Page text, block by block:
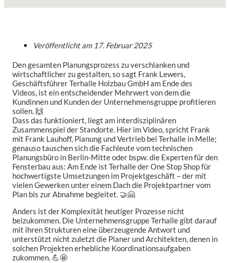
Veröffentlicht am 17. Februar 2025
Den gesamten Planungsprozess zu verschlanken und
wirtschaftlicher zu gestalten, so sagt Frank Lewers,
Geschäftsführer Terhalle Holzbau GmbH am Ende des
Videos, ist ein entscheidender Mehrwert von dem die
Kundinnen und Kunden der Unternehmensgruppe profitieren
sollen. 🙌
Dass das funktioniert, liegt am interdisziplinären
Zusammenspiel der Standorte. Hier im Video, spricht Frank
mit Frank Lauhoff, Planung und Vertrieb bei Terhalle in Melle;
genauso tauschen sich die Fachleute vom technischen
Planungsbüro in Berlin-Mitte oder bspw. die Experten für den
Fensterbau aus: Am Ende ist Terhalle der One Stop Shop für
hochwertigste Umsetzungen im Projektgeschäft – der mit
vielen Gewerken unter einem Dach die Projektpartner vom
Plan bis zur Abnahme begleitet. 🤝🤗
Anders ist der Komplexität heutiger Prozesse nicht
beizukommen. Die Unternehmensgruppe Terhalle gibt darauf
mit ihren Strukturen eine überzeugende Antwort und
unterstützt nicht zuletzt die Planer und Architekten, denen in
solchen Projekten erhebliche Koordinationsaufgaben
zukommen. 💪🤩